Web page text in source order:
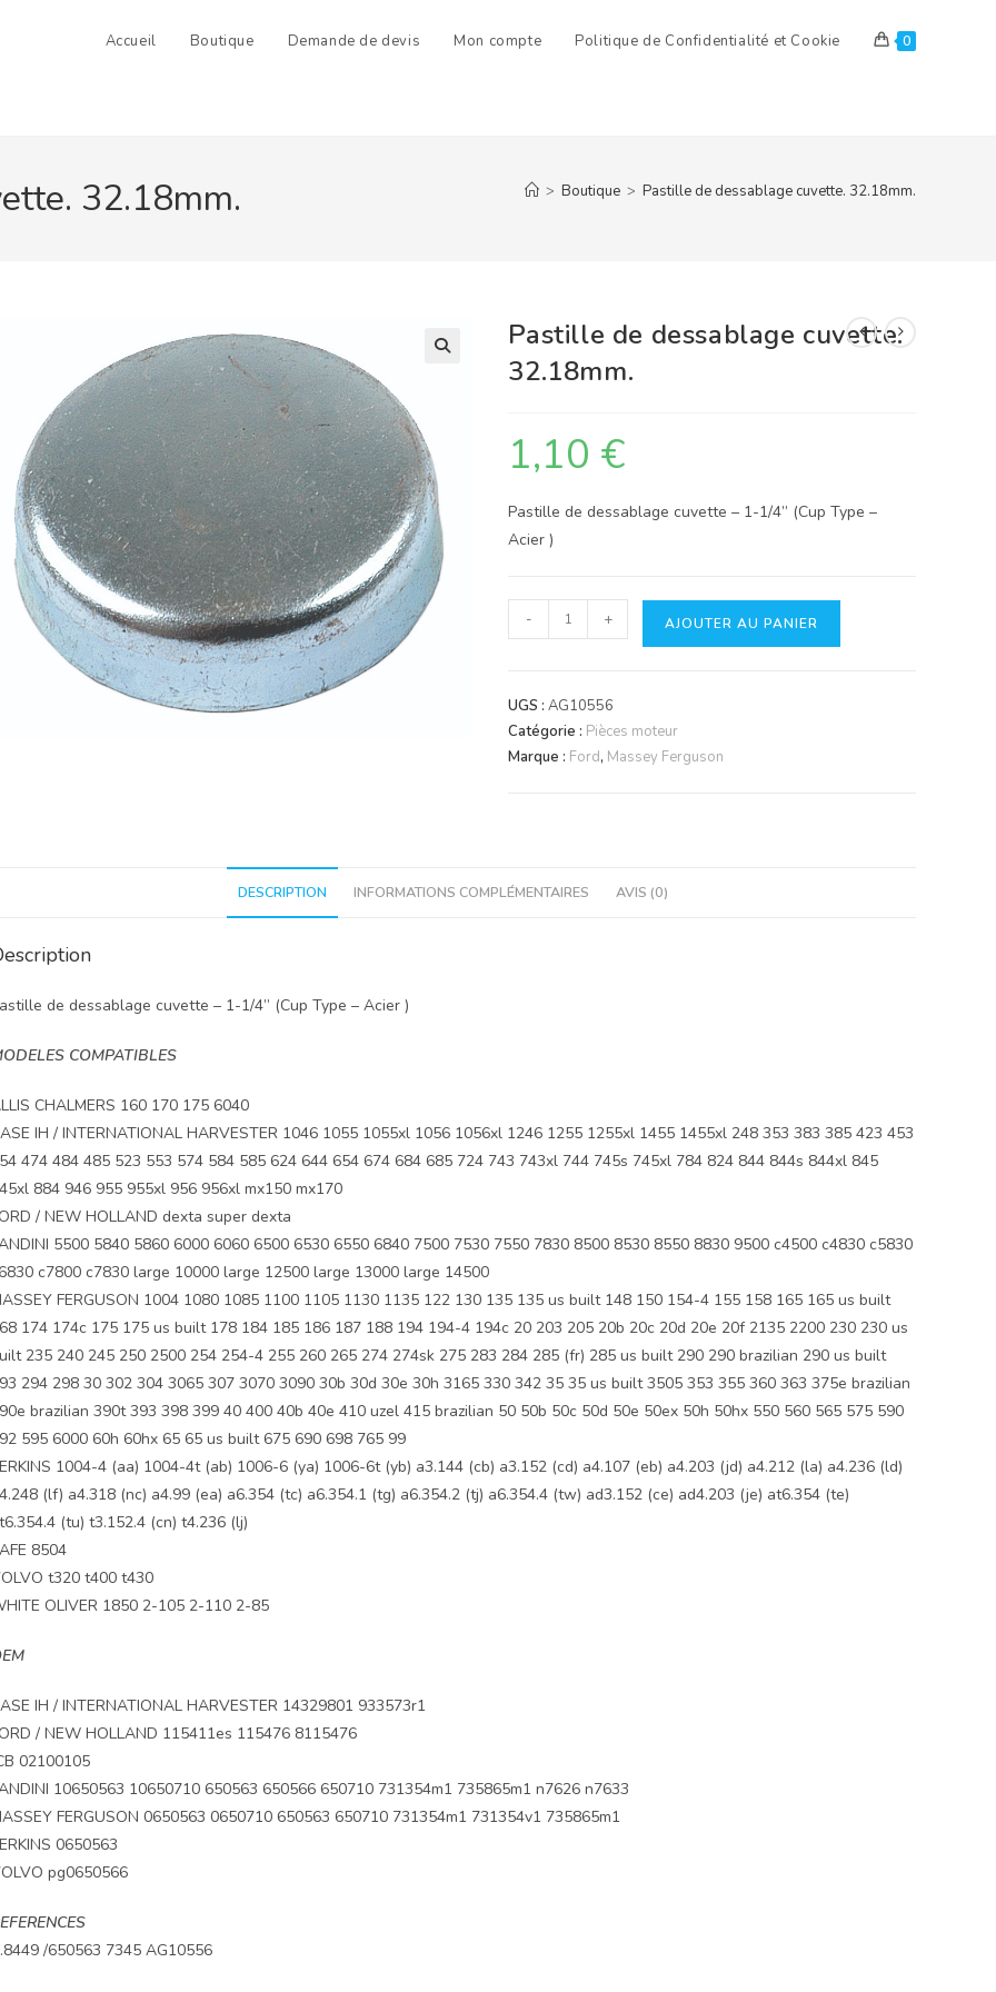
Accueil Boutique Demande de devis Mon compte Politique de Confidentialité et Cookie 0
32.18mm. > Boutique > Pastille de dessablage cuvette. 32.18mm.
Pastille de dessablage cuvette.
32.18mm.
1,10 €
Pastille de dessablage cuvette – 1-1/4” (Cup Type –
Acier )
quantité
de
de
dessablage
cuvette.
- + AJOUTER AU PANIER
UGS :AG10556
Catégorie : Pièces moteur
Marque : Ford, Massey Ferguson
DESCRIPTION INFORMATIONS COMPLÉMENTAIRES AVIS (0)
de dessablage cuvette – 1-1/4” (Cup Type – Acier )
COMPATIBLES
CHALMERS 160 170 175 6040
IH / INTERNATIONAL HARVESTER 1046 1055 1055xl 1056 1056xl 1246 1255 1255xl 1455 1455xl 248 353 383 385 423 453
474 484 485 523 553 574 584 585 624 644 654 674 684 685 724 743 743xl 744 745s 745xl 784 824 844 844s 844xl 845
884 946 955 955xl 956 956xl mx150 mx170
/ NEW HOLLAND dexta super dexta
5500 5840 5860 6000 6060 6500 6530 6550 6840 7500 7530 7550 7830 8500 8530 8550 8830 9500 c4500 c4830 c5830
c7800 c7830 large 10000 large 12500 large 13000 large 14500
FERGUSON 1004 1080 1085 1100 1105 1130 1135 122 130 135 135 us built 148 150 154-4 155 158 165 165 us built
174 174c 175 175 us built 178 184 185 186 187 188 194 194-4 194c 20 203 205 20b 20c 20d 20e 20f 2135 2200 230 230 us
235 240 245 250 2500 254 254-4 255 260 265 274 274sk 275 283 284 285 (fr) 285 us built 290 290 brazilian 290 us built
294 298 30 302 304 3065 307 3070 3090 30b 30d 30e 30h 3165 330 342 35 35 us built 3505 353 355 360 363 375e brazilian
brazilian 390t 393 398 399 40 400 40b 40e 410 uzel 415 brazilian 50 50b 50c 50d 50e 50ex 50h 50hx 550 560 565 575 590
595 6000 60h 60hx 65 65 us built 675 690 698 765 99
1004-4 (aa) 1004-4t (ab) 1006-6 (ya) 1006-6t (yb) a3.144 (cb) a3.152 (cd) a4.107 (eb) a4.203 (jd) a4.212 (la) a4.236 (ld)
(lf) a4.318 (nc) a4.99 (ea) a6.354 (tc) a6.354.1 (tg) a6.354.2 (tj) a6.354.4 (tw) ad3.152 (ce) ad4.203 (je) at6.354 (te)
(tu) t3.152.4 (cn) t4.236 (lj)
8504
t320 t400 t430
OLIVER 1850 2-105 2-110 2-85
IH / INTERNATIONAL HARVESTER 14329801 933573r1
/ NEW HOLLAND 115411es 115476 8115476
02100105
10650563 10650710 650563 650566 650710 731354m1 735865m1 n7626 n7633
FERGUSON 0650563 0650710 650563 650710 731354m1 731354v1 735865m1
0650563
pg0650566
/650563 7345 AG10556